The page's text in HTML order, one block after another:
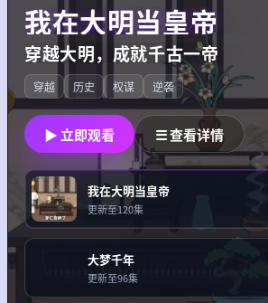
我在大明当皇帝
穿越大明，成就千古一帝
穿越 历史 权谋 逆袭
▶ 立即观看 ☰ 查看详情
我在大明当皇帝
更新至120集
大梦千年
更新至96集